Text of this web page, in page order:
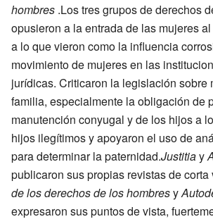
hombres .Los tres grupos de derechos
opusieron a la entrada de las mujeres
a lo que vieron como la influencia
movimiento de mujeres en las
jurídicas. Criticaron la legislación sobre
familia, especialmente la obligación de
manutención conyugal y de los hijos a
hijos ilegítimos y apoyaron el uso de
para determinar la paternidad.Justitiay
publicaron sus propias revistas de corta
de los derechos de los hombresy
expresaron sus puntos de vista,